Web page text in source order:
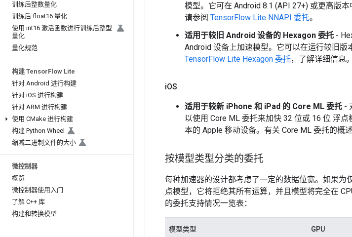
训练后整数量化
训练后 float16 量化
使用 int16 激活函数进行训练后整型
量化
量化规范
构建 TensorFlow Lite
针对 Android 进行构建
针对 iOS 进行构建
针对 ARM 进行构建
使用 CMake 进行构建
构建 Python Wheel
缩减二进制文件的大小
微控制器
概览
微控制器使用入门
了解 C++ 库
构建和转换模型
模型。它可在 Android 8.1 (API 27+) 或更高版
请参阅 TensorFlow Lite NNAPI 委托。
适用于较旧 Android 设备的 Hexagon 委托 -
Android 设备上加速模型。它可以在运行较旧
TensorFlow Lite Hexagon 委托，了解详细信息。
iOS
适用于较新 iPhone 和 iPad 的 Core ML 委托 -
以使用 Core ML 委托来加快 32 位或 16 位 浮
本的 Apple 移动设备。有关 Core ML 委托的概
按模型类型分类的委托
每种加速器的设计都考虑了一定的数据位宽。如果为
点模型，它将拒绝其所有运算，并且模型将完全在
的委托支持情况一览表：
模型类型 GPU